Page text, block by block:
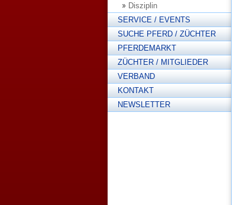
Disziplin
SERVICE / EVENTS
SUCHE PFERD / ZÜCHTER
PFERDEMARKT
ZÜCHTER / MITGLIEDER
VERBAND
KONTAKT
NEWSLETTER